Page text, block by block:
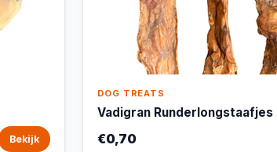
Bekijk
DOG TREATS
Vadigran Runderlongstaafjes
€0,70